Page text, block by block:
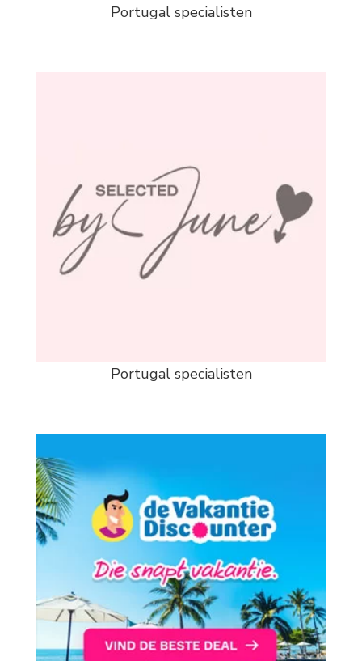
Portugal specialisten
Portugal specialisten